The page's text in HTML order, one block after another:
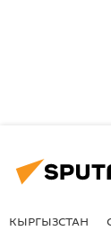
КЫРГЫЗСТАН